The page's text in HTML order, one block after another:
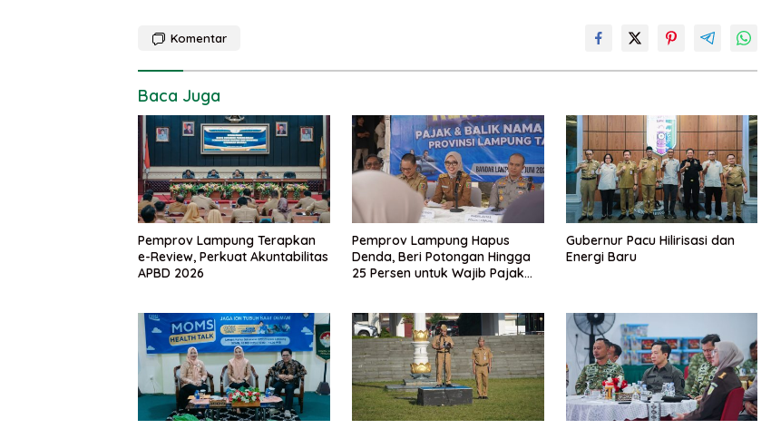
Komentar
Baca Juga
Pemprov Lampung Terapkan
e-Review, Perkuat Akuntabilitas
APBD 2026
Pemprov Lampung Hapus
Denda, Beri Potongan Hingga
25 Persen untuk Wajib Pajak
Gubernur Pacu Hilirisasi dan
Energi Baru